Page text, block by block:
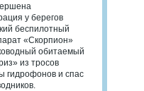
у берегов
беспилотный
«Скорпион»
обитаемый
из тросов
гидрофонов и спас